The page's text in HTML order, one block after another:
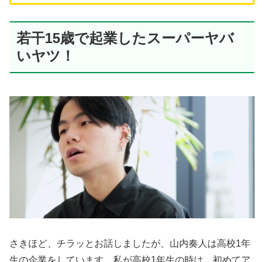
若干15歳で起業したスーパーヤバ
いヤツ！
さきほど、チラッとお話しましたが、山内奏人は高校1年
生の企業をしています。私が高校1年生の時は、初めてア